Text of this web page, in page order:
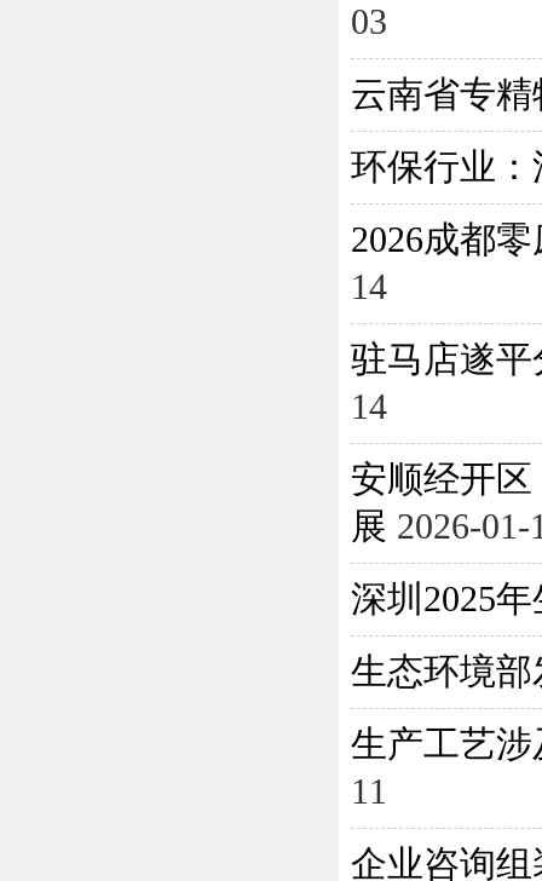
03
云南省专
环保行业
2026成都
14
驻马店遂平
14
安顺经开
展 2026-01-
深圳2025
生态环境
生产工艺
11
企业咨询